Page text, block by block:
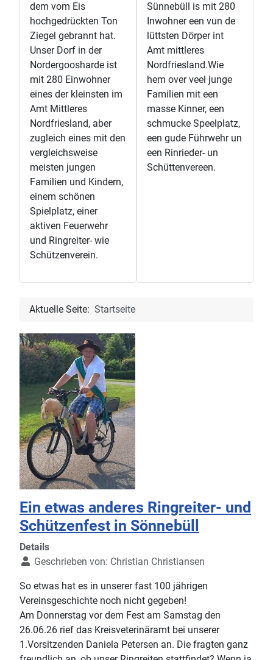
dem vom Eis
hochgedrückten Ton
Ziegel gebrannt hat.
Unser Dorf in der
Nordergoosharde ist
mit 280 Einwohner
eines der kleinsten im
Amt Mittleres
Nordfriesland, aber
zugleich eines mit den
vergleichsweise
meisten jungen
Familien und Kindern,
einem schönen
Spielplatz, einer
aktiven Feuerwehr
und Ringreiter- wie
Schützenverein.
Sünnebüll is mit 280
Inwohner een vun de
lüttsten Dörper int
Amt mittleres
Nordfriesland.Wie
hem over veel junge
Familien mit een
masse Kinner, een
schmucke Speelplatz,
een gude Führwehr un
een Rinrieder- un
Schüttenvereen.
Aktuelle Seite: Startseite
Ein etwas anderes Ringreiter- und
Schützenfest in Sönnebüll
Details
Geschrieben von: Christian Christiansen
So etwas hat es in unserer fast 100 jährigen
Vereinsgeschichte noch nicht gegeben!
Am Donnerstag vor dem Fest am Samstag den
26.06.26 rief das Kreisveterinäramt bei unserer
1.Vorsitzenden Daniela Petersen an. Die fragten ganz